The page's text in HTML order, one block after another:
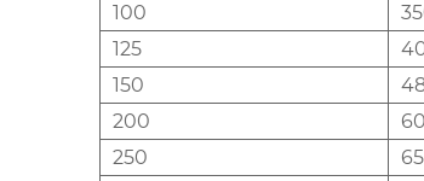
100
125
150
200
250